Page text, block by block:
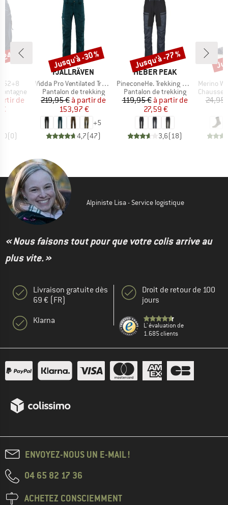
52+8
réduit
de
€
(0)
%
MARQUE
FJÄLLRÄVEN
Article
Vidda Pro Ventilated Trousers
Product group
Pantalon de trekking
Prix
219,95 € Prix réduit
à partir de
153,97 €
+5
4,7(47)
Remise
Jusqu'à -30 %
MARQUE
HEBER PEAK
Article
PineconeHe. Trekking Pants
Product group
Pantalon de trekking
Prix
119,95 € Prix réduit
à partir de
27,59 €
3,6(18)
Remise
Jusqu'à -77 %
Article
Merino Wool
Product
24,95
Alpiniste Lisa - Service logistique
« Nous faisons tout pour que votre colis arrive au
plus vite. »
Livraison gratuite dès
69 € (FR)
Klarna
Droit de retour de 100
jours
L' évaluation de
1.685 clients
ENVOYEZ-NOUS UN E-MAIL !
04 65 82 17 36
ACHETEZ CONSCIEMMENT